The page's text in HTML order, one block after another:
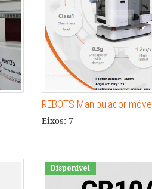
REBOTS Manipulador
Eixos: 7
Disponível